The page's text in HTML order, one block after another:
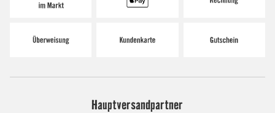
Hauptversandpartner